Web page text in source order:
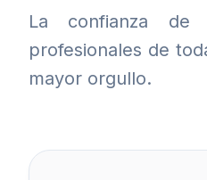
La confianza
profesionales de
mayor orgullo.